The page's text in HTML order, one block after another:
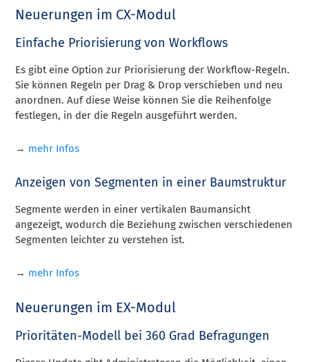
Neuerungen im CX-Modul
Einfache Priorisierung von Workflows
Es gibt eine Option zur Priorisierung der Workflow-Regeln.
Sie können Regeln per Drag & Drop verschieben und neu
anordnen. Auf diese Weise können Sie die Reihenfolge
festlegen, in der die Regeln ausgeführt werden.
→ mehr Infos
Anzeigen von Segmenten in einer Baumstruktur
Segmente werden in einer vertikalen Baumansicht
angezeigt, wodurch die Beziehung zwischen verschiedenen
Segmenten leichter zu verstehen ist.
→ mehr Infos
Neuerungen im EX-Modul
Prioritäten-Modell bei 360 Grad Befragungen